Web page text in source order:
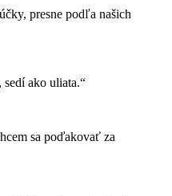
presne podľa našich
ako uliata.“
sa poďakovať za